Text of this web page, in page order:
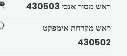
ראש מסור אנכי 430503
ראש מקדחת אימפקט
430502